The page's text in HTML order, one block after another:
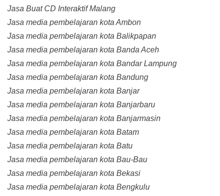
Jasa Buat CD Interaktif Malang
Jasa media pembelajaran kota Ambon
Jasa media pembelajaran kota Balikpapan
Jasa media pembelajaran kota Banda Aceh
Jasa media pembelajaran kota Bandar Lampung
Jasa media pembelajaran kota Bandung
Jasa media pembelajaran kota Banjar
Jasa media pembelajaran kota Banjarbaru
Jasa media pembelajaran kota Banjarmasin
Jasa media pembelajaran kota Batam
Jasa media pembelajaran kota Batu
Jasa media pembelajaran kota Bau-Bau
Jasa media pembelajaran kota Bekasi
Jasa media pembelajaran kota Bengkulu